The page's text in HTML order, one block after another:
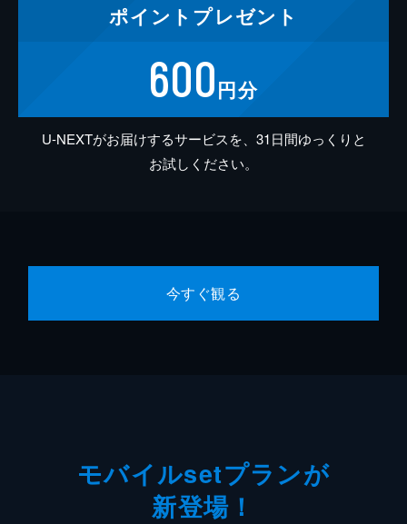
ポイント プレゼント
600円分
U-NEXTがお届けするサービスを、31日間ゆっくりと
お試しください。
今すぐ観る
モバイルsetプランが
新登場！